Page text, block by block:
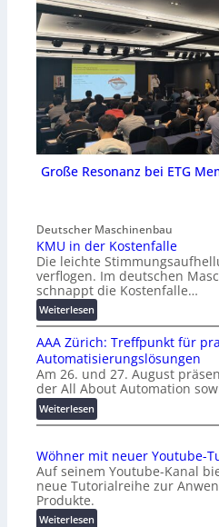
Große Resonanz bei ETG
Deutscher Maschinenbau
KMU in der Kostenfalle
Die leichte
verflogen. Im deutschen
schnappt die Kostenfalle…
Weiterlesen:
K
M
U
i
n
d
e
K
o
s
e
AAA Zürich: Treffpunkt für
Automatisierungslösungen
Am 26. und 27. August
der All About Automation
Weiterlesen:
A
A
Z
ü
i
Wöhner mit neuer Youtube-
Auf seinem Youtube-Kanal
neue Tutorialreihe zur
Produkte.
Weiterlesen: